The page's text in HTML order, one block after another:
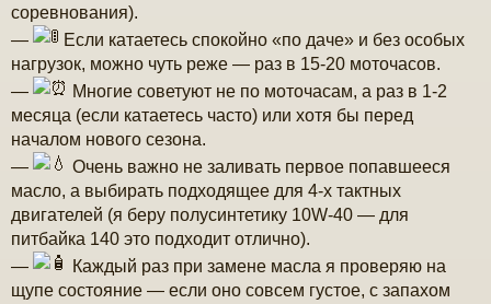
соревнования).
—
Если катаетесь спокойно «по даче» и без особых
нагрузок, можно чуть реже — раз в 15-20 моточасов.
—
Многие советуют не по моточасам, а раз в 1-2
месяца (если катаетесь часто) или хотя бы перед
началом нового сезона.
—
Очень важно не заливать первое попавшееся
масло, а выбирать подходящее для 4-х тактных
двигателей (я беру полусинтетику 10W-40 — для
питбайка 140 это подходит отлично).
—
Каждый раз при замене масла я проверяю на
щупе состояние — если оно совсем густое, с запахом